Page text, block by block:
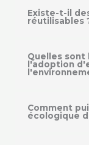
Existe-t-il
réutilisables
Quelles sont
l'adoption
Comment
écologique